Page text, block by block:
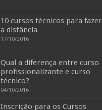
10 cursos técnicos para fazer
a distância
17/10/2016
Qual a diferença entre curso
profissionalizante e curso
técnico?
04/10/2016
Inscrição para os Cursos